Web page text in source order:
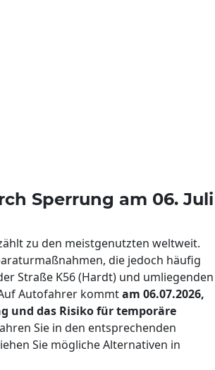
Sperrung am 06. Juli
zu den meistgenutzten weltweit.
die jedoch häufig
Straße K56 (Hardt) und umliegenden
Autofahrer kommtam 06.07.2026,
und das Risiko für temporäre
Sie in den entsprechenden
Sie mögliche Alternativen in